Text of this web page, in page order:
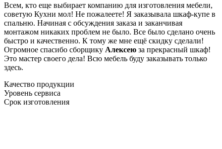
Всем, кто еще выбирает компанию для изготовления мебели,
советую Кухни мол! Не пожалеете! Я заказывала шкаф-купе в
спальню. Начиная с обсуждения заказа и заканчивая
монтажом никаких проблем не было. Все было сделано очень
быстро и качественно. К тому же мне ещё скидку сделали!
Огромное спасибо сборщику Алексею за прекрасный шкаф!
Это мастер своего дела! Всю мебель буду заказывать только
здесь.
Качество продукции
Уровень сервиса
Срок изготовления